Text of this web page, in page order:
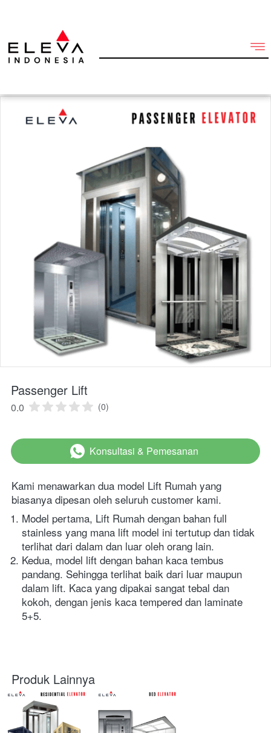
Passenger Lift
0.0 (0)
` Konsultasi & Pemesanan
Kami menawarkan dua model Lift Rumah yang
biasanya dipesan oleh seluruh customer kami.
Model pertama, Lift Rumah dengan bahan full
stainless yang mana lift model ini tertutup dan tidak
terlihat dari dalam dan luar oleh orang lain.
Kedua, model lift dengan bahan kaca tembus
pandang. Sehingga terlihat baik dari luar maupun
dalam lift. Kaca yang dipakai sangat tebal dan
kokoh, dengan jenis kaca tempered dan laminate
5+5.
Produk Lainnya